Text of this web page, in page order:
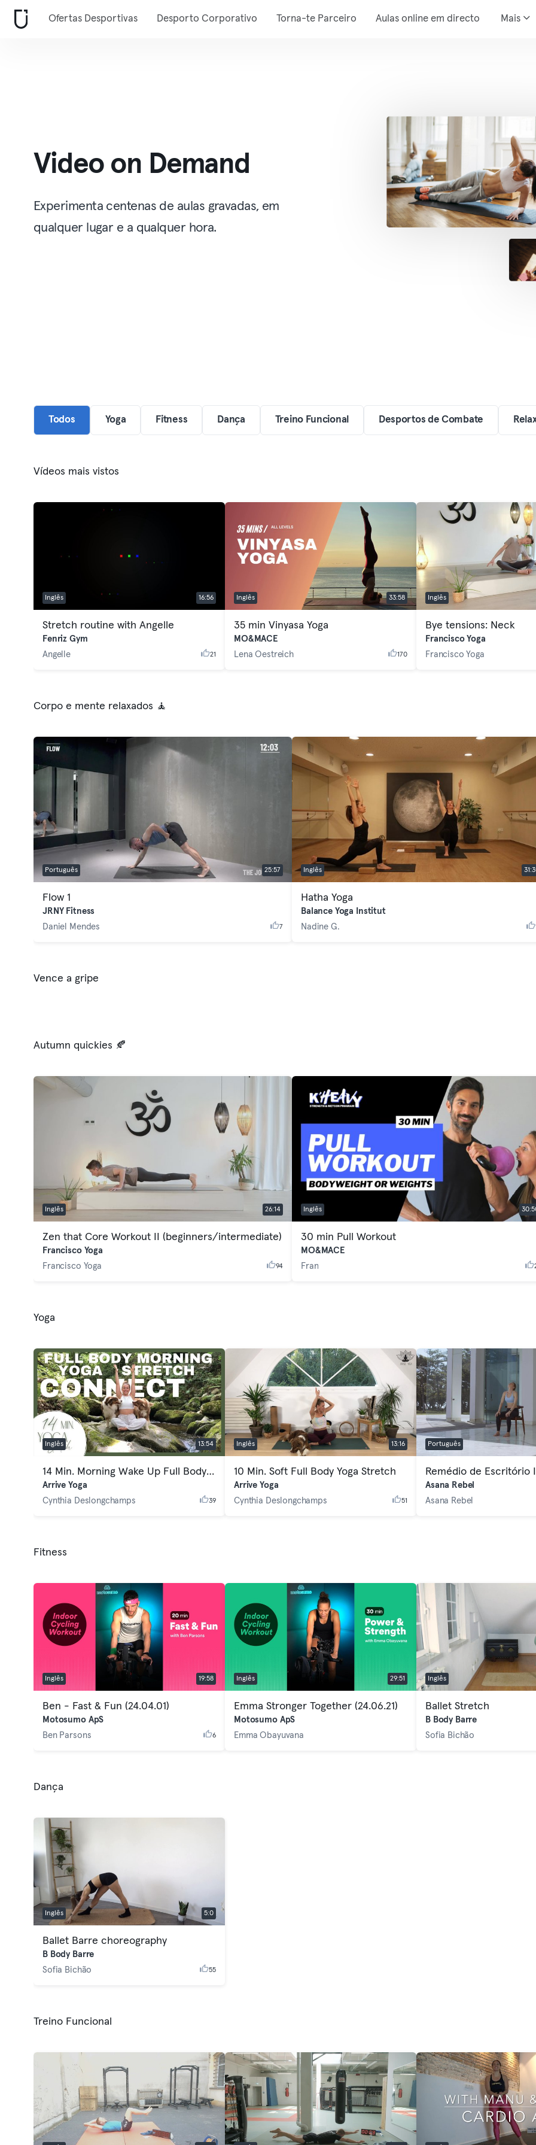
Ofertas Desportivas Desporto Corporativo Torna-te Parceiro Aulas online em directo Mais
Video on Demand
Experimenta centenas de aulas gravadas, em
qualquer lugar e a qualquer hora.
Todos Yoga Fitness Dança Treino Funcional Desportos de Combate
Vídeos mais vistos
Inglês 16:56
Stretch routine with Angelle
Fenriz Gym
Angelle
21
Inglês 33:58
35 min Vinyasa Yoga
MO&MACE
Lena Oestreich
170
Inglês
Bye tensions: Neck
Francisco Yoga
Francisco Yoga
Corpo e mente relaxados 🧘
Português 25:57
Flow 1
JRNY Fitness
Daniel Mendes
7
Inglês
Hatha Yoga
Balance Yoga Institut
Nadine G.
Vence a gripe
Autumn quickies 🍂
Inglês 26:14
Zen that Core Workout II (beginners/intermediate)
Francisco Yoga
Francisco Yoga
94
Inglês
30 min Pull Workout
MO&MACE
Fran
Yoga
Inglês 13:54
14 Min. Morning Wake Up Full Body Yoga
Arrive Yoga
Cynthia Deslongchamps
39
Inglês 13:16
10 Min. Soft Full Body Yoga Stretch
Arrive Yoga
Cynthia Deslongchamps
51
Português
Remédio de Escritório
Asana Rebel
Asana Rebel
Fitness
Inglês 19:58
Ben - Fast & Fun (24.04.01)
Motosumo ApS
Ben Parsons
6
Inglês 29:51
Emma Stronger Together (24.06.21)
Motosumo ApS
Emma Obayuvana
Inglês
Ballet Stretch
B Body Barre
Sofia Bichão
Dança
Inglês 5:0
Ballet Barre choreography
B Body Barre
Sofia Bichão
55
Treino Funcional